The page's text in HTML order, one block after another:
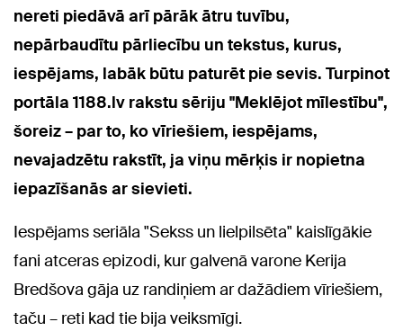
nereti piedāvā arī pārāk ātru tuvību,
nepārbaudītu pārliecību un tekstus, kurus,
iespējams, labāk būtu paturēt pie sevis. Turpinot
portāla 1188.lv rakstu sēriju "Meklējot mīlestību",
šoreiz – par to, ko vīriešiem, iespējams,
nevajadzētu rakstīt, ja viņu mērķis ir nopietna
iepazīšanās ar sievieti.
Iespējams seriāla "Sekss un lielpilsēta" kaislīgākie
fani atceras epizodi, kur galvenā varone Kerija
Bredšova gāja uz randiņiem ar dažādiem vīriešiem,
taču – reti kad tie bija veiksmīgi.